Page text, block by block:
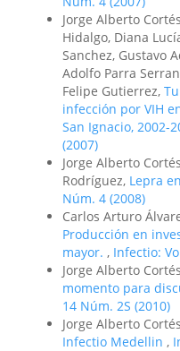
Jorge Alberto
Hidalgo, Diana
Sanchez, Gustavo
Adolfo Parra
Felipe Gutierrez,
infección por VIH
San Ignacio, 2002-
(2007)
Jorge Alberto
Rodríguez, Lepra
Núm. 4 (2008)
Carlos Arturo
Producción en
mayor. , Infectio:
Jorge Alberto
momento para
14 Núm. 2S (2010)
Jorge Alberto
Infectio Medellin ,